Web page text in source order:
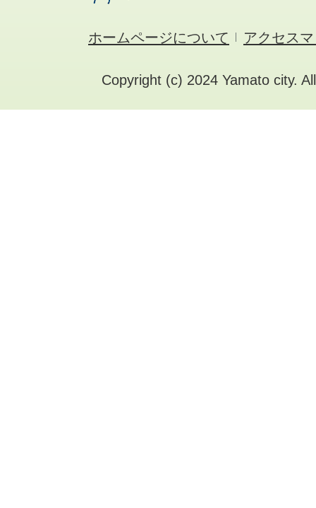
ホームページについて アクセス
Copyright (c) 2024 Yamato city.